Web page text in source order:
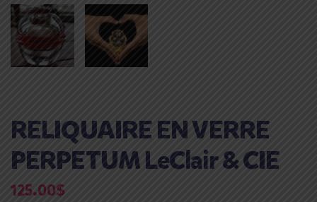
RELIQUAIRE EN VERRE
PERPETUM LeClair & CIE
125.00$